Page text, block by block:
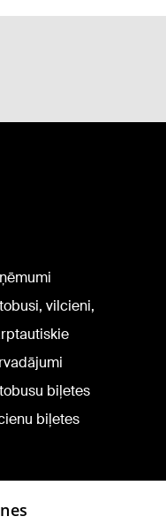
vilcieni,
biļetes
biļetes